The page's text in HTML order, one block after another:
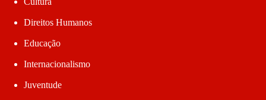
Direitos Humanos
Educação
Internacionalismo
Juventude